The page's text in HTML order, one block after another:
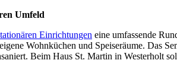
Umfeld
Einrichtungen eine umfassende
Wohnküchen und Speiseräume. Das
Beim Haus St. Martin in Westerholt